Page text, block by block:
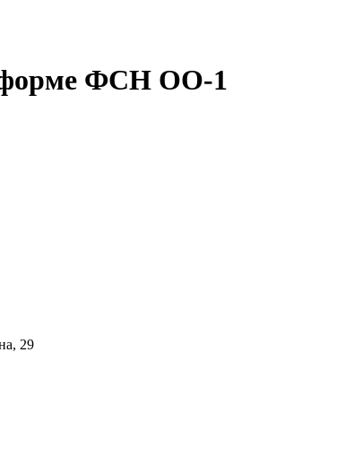
форме ФСН ОО-1
29